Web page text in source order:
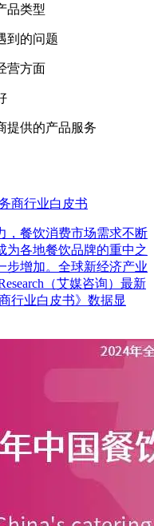
品类型
到的问题
营方面
提供的产品服务
商行业白皮书
，餐饮消费市场需求不断
为各地餐饮品牌的重中之
步增加。全球新经济产业
（艾媒咨询）最新
行业白皮书》数据显